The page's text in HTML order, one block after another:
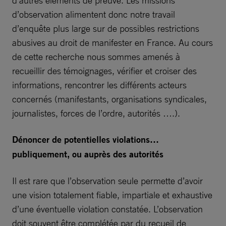
d’observation alimentent donc notre travail
d’enquête plus large sur de possibles restrictions
abusives au droit de manifester en France. Au cours
de cette recherche nous sommes amenés à
recueillir des témoignages, vérifier et croiser des
informations, rencontrer les différents acteurs
concernés (manifestants, organisations syndicales,
journalistes, forces de l’ordre, autorités ….).
Dénoncer de potentielles violations…
publiquement, ou auprès des autorités
Il est rare que l’observation seule permette d’avoir
une vision totalement fiable, impartiale et exhaustive
d’une éventuelle violation constatée. L’observation
doit souvent être complétée par du recueil de